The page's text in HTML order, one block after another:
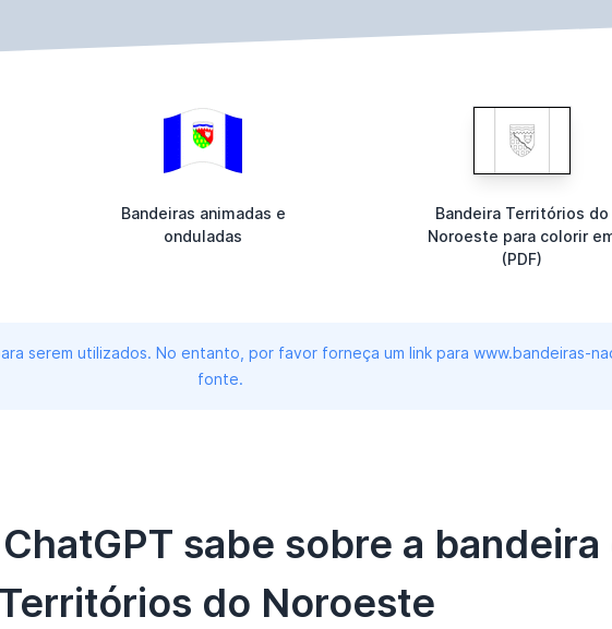
Bandeiras animadas e
onduladas
Bandeira Territórios do
Noroeste para colorir
(PDF)
serem utilizados. No entanto, por favor forneça um link para www.bandeiras-
fonte.
sabe sobre a bandeira
Territórios do Noroeste